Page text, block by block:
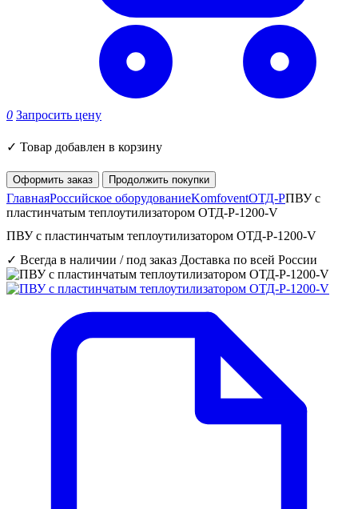
0 Запросить цену
✓ Товар добавлен в корзину
Оформить заказ Продолжить покупки
ГлавнаяРоссийское оборудованиеKomfoventОТД-PПВУ c
пластинчатым теплоутилизатором ОТД-P-1200-V
ПВУ c пластинчатым теплоутилизатором ОТД-P-1200-V
✓ Всегда в наличии / под заказ Доставка по всей России